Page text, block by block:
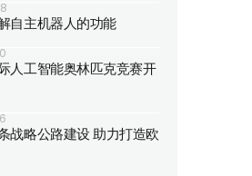
自主机器人的功能
人工智能奥林匹克竞赛开
战略公路建设 助力打造欧